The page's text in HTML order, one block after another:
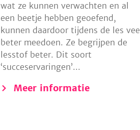
wat ze kunnen verwachten en al
een beetje hebben geoefend,
kunnen daardoor tijdens de les veel
beter meedoen. Ze begrijpen de
lesstof beter. Dit soort
‘succeservaringen’...
Meer informatie